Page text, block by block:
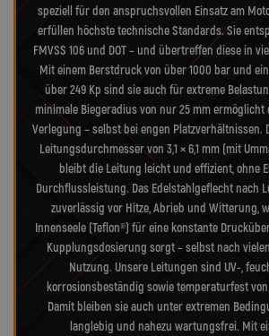
speziell für den anspruchsvollen Einsatz am
erfüllen höchste technische Standards. Sie
FMVSS 106 und DOT – und übertreffen diese in
Mit einem Berstdruck von über 1000 bar und
über 249 Kp sind sie auch für extreme
minimale Biegeradius von nur 25 mm ermöglicht
Verlegung – selbst bei engen Platzverhältnissen.
Leitungsdurchmesser von 3,1 × 6,1 mm (mit
bleibt die Leitung leicht und effizient, ohne
Durchflussleistung. Das Edelstahlgeflecht nach
zuverlässig vor Hitze, Abrieb und Witterung,
Innenseele (Teflon®) für eine konstante
Kupplungsdosierung sorgt – selbst nach
Nutzung. Unsere Leitungen sind UV-,
korrosionsbeständig sowie temperaturfest von
Damit bleiben sie auch unter extremen
langlebig und nahezu wartungsfrei. Mit